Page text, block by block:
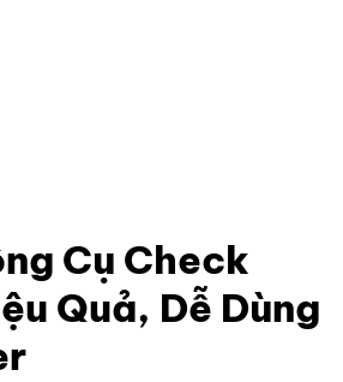
Cụ Check
Quả, Dễ Dùng